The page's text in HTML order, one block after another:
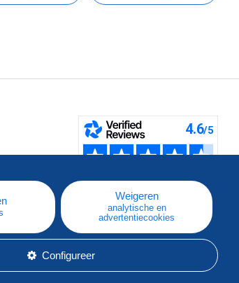
Weigeren
analytische en
advertentiecookies
Configureer